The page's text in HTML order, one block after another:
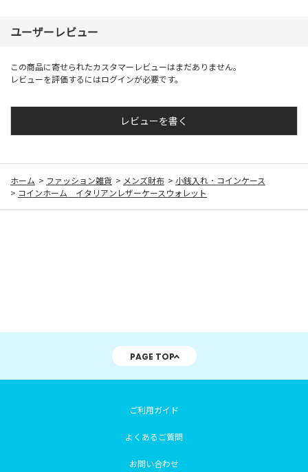
ユーザーレビュー
この商品に寄せられたカスタマーレビューはまだありません。
レビューを評価するにはログインが必要です。
レビューを書く
ホーム > ファッション雑貨 > メンズ財布 > 小銭入れ ･ コインケース
> コインホーム イタリアンレザーケースウォレット
PAGE TOP
ご利用ガイド
よくあるご質問
お問い合わせ